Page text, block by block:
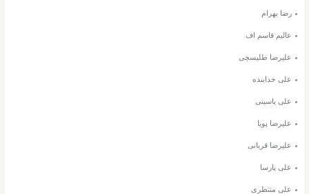
رضا بهرام
عالیم قاسم اف
علیرضا طلیسچی
علی خدابنده
علی یاسینی
علیرضا پویا
علیرضا قربانی
علی پارسا
علی منتظری